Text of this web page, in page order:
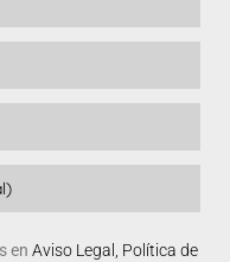
en Aviso Legal, Política de